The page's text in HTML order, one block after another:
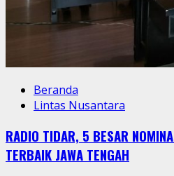
Beranda
Lintas Nusantara
RADIO TIDAR, 5 BESAR
TERBAIK JAWA TENGAH